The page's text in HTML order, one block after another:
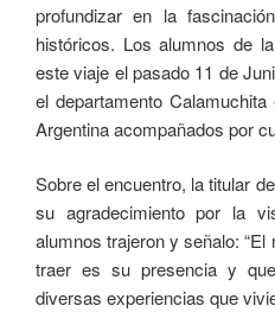
profundizar en la
históricos. Los alumnos de
este viaje el pasado 11 de
el departamento
Argentina acompañados por
Sobre el encuentro, la titular
su agradecimiento por la
alumnos trajeron y señalo:
traer es su presencia y
diversas experiencias que